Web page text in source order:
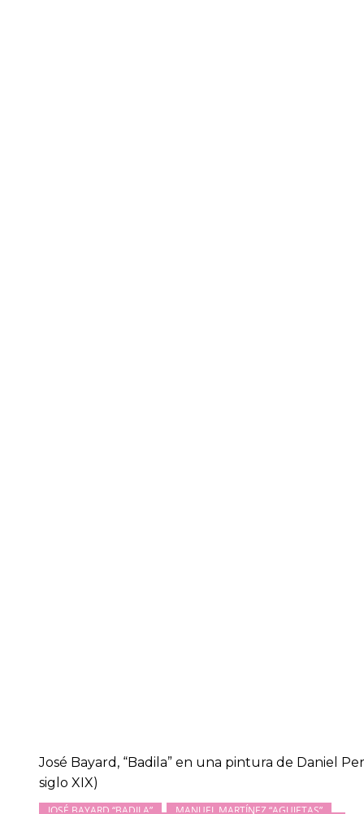
José Bayard, “Badila” en una pintura de Daniel
siglo XIX)
JOSÉ BAYARD “BADILA” MANUEL MARTÍNEZ “AGUJETAS”